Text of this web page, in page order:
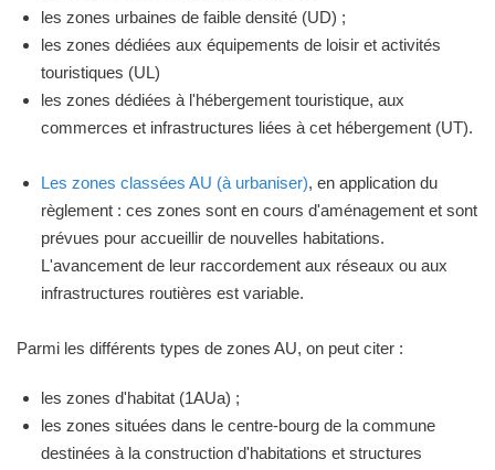
les zones urbaines de faible densité (UD) ;
les zones dédiées aux équipements de loisir et activités
touristiques (UL)
les zones dédiées à l'hébergement touristique, aux
commerces et infrastructures liées à cet hébergement (UT).
Les zones classées AU (à urbaniser), en application du
règlement : ces zones sont en cours d'aménagement et sont
prévues pour accueillir de nouvelles habitations.
L'avancement de leur raccordement aux réseaux ou aux
infrastructures routières est variable.
Parmi les différents types de zones AU, on peut citer :
les zones d'habitat (1AUa) ;
les zones situées dans le centre-bourg de la commune
destinées à la construction d'habitations et structures